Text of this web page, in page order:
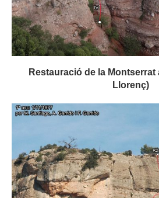
Restauració de la Montserrat
Llorenç)